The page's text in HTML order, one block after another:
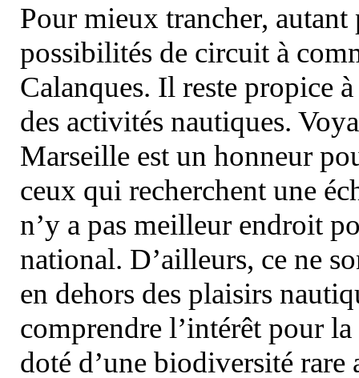
Pour mieux trancher, autant
possibilités de circuit à
Calanques. Il reste propice
des activités nautiques.
Marseille est un honneur
ceux qui recherchent une
n’y a pas meilleur endroit
national. D’ailleurs, ce ne
en dehors des plaisirs
comprendre l’intérêt pour
doté d’une biodiversité